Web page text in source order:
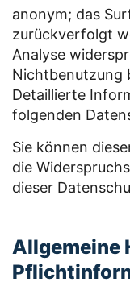
anonym; das
zurückverfolgt
Analyse
Nichtbenutzung
Detaillierte
folgenden
Sie können
die
dieser
Allgemeine